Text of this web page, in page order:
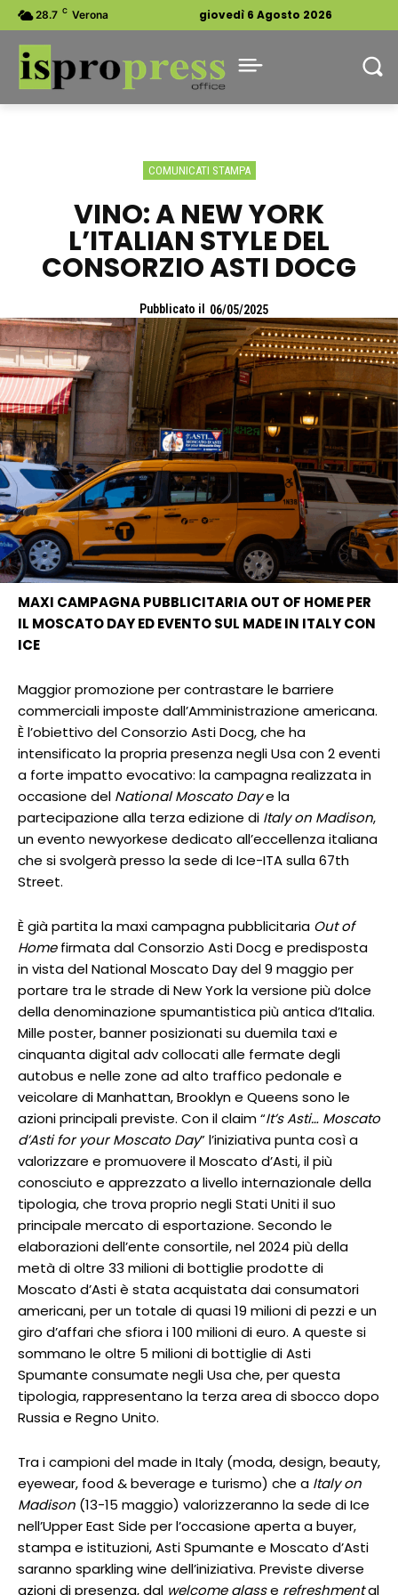
28.7 C Verona giovedì 6 Agosto 2026
COMUNICATI STAMPA
VINO: A NEW YORK
L’ITALIAN STYLE DEL
CONSORZIO ASTI DOCG
Pubblicato il 06/05/2025
MAXI CAMPAGNA PUBBLICITARIA OUT OF HOME PER
IL MOSCATO DAY ED EVENTO SUL MADE IN ITALY CON
ICE
Maggior promozione per contrastare le barriere
commerciali imposte dall’Amministrazione americana.
È l’obiettivo del Consorzio Asti Docg, che ha
intensificato la propria presenza negli Usa con 2 eventi
a forte impatto evocativo: la campagna realizzata in
occasione del National Moscato Daye la
partecipazione alla terza edizione di Italy on Madison,
un evento newyorkese dedicato all’eccellenza italiana
che si svolgerà presso la sede di Ice-ITA sulla 67th
Street.
È già partita la maxi campagna pubblicitaria Out of
Homefirmata dal Consorzio Asti Docg e predisposta
in vista del National Moscato Day del 9 maggio per
portare tra le strade di New York la versione più dolce
della denominazione spumantistica più antica d’Italia.
Mille poster, banner posizionati su duemila taxi e
cinquanta digital adv collocati alle fermate degli
autobus e nelle zone ad alto traffico pedonale e
veicolare di Manhattan, Brooklyn e Queens sono le
azioni principali previste. Con il claim “It’s Asti… Moscato
d’Asti for your Moscato Day” l’iniziativa punta così a
valorizzare e promuovere il Moscato d’Asti, il più
conosciuto e apprezzato a livello internazionale della
tipologia, che trova proprio negli Stati Uniti il suo
principale mercato di esportazione. Secondo le
elaborazioni dell’ente consortile, nel 2024 più della
metà di oltre 33 milioni di bottiglie prodotte di
Moscato d’Asti è stata acquistata dai consumatori
americani, per un totale di quasi 19 milioni di pezzi e un
giro d’affari che sfiora i 100 milioni di euro. A queste si
sommano le oltre 5 milioni di bottiglie di Asti
Spumante consumate negli Usa che, per questa
tipologia, rappresentano la terza area di sbocco dopo
Russia e Regno Unito.
Tra i campioni del made in Italy (moda, design, beauty,
eyewear, food & beverage e turismo) che a Italy on
Madison (13-15 maggio) valorizzeranno la sede di Ice
nell’Upper East Side per l’occasione aperta a buyer,
stampa e istituzioni, Asti Spumante e Moscato d’Asti
saranno sparkling wine dell’iniziativa. Previste diverse
azioni di presenza, dal welcome glasse refreshmental